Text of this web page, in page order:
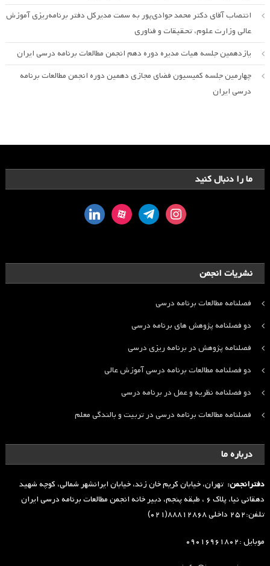
انتصاب آقای دکتر محمد جوادی‌پور به سمت مدیرکل دفتر برنامه‌ریزی آموزش
عالی وزارت علوم، تحقیقات و فناوری
یازدهمین جلسه هیات مدیره دوره دهم انجمن مطالعات برنامه درسی ایران
چهارمین جلسه کمیسیون فضای مجازی دهمین دوره انجمن مطالعات برنامه
درسی ایران
ما را دنبال کنید
instagram
telegram
aparat
linkedin
نشریات انجمن
فصلنامه مطالعات برنامه درسی
دو فصلنامه پژوهش های برنامه درسی
فصلنامه پژوهش در برنامه ریزی درسی
دو فصلنامه مطالعات برنامه درسی آموزش عالی
دو فصلنامه نظریه و عمل در برنامه درسی
فصلنامه مطالعات برنامه درسی در تربیت و بالندگی معلم
درباره ما
دفترانجمن: تهران، خیابان کریم خان زند، خیابان ایرانشهر شمالی، کوچه شهید
دهقانی نیا، پلاک ۶ ، طبقه پنجم، دبیر خانه انجمن مطالعات برنامه درسی ایران
تلفن:۲۵۲ داخلی ۸۸۸۱۲۸۶۸(۰۲۱)
موبایل :۰۹۰۱۶۹۶۱۸۰۲